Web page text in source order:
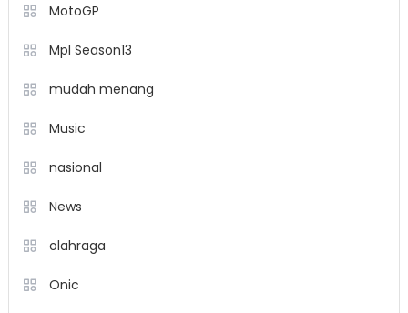
MotoGP
Mpl Season13
mudah menang
Music
nasional
News
olahraga
Onic